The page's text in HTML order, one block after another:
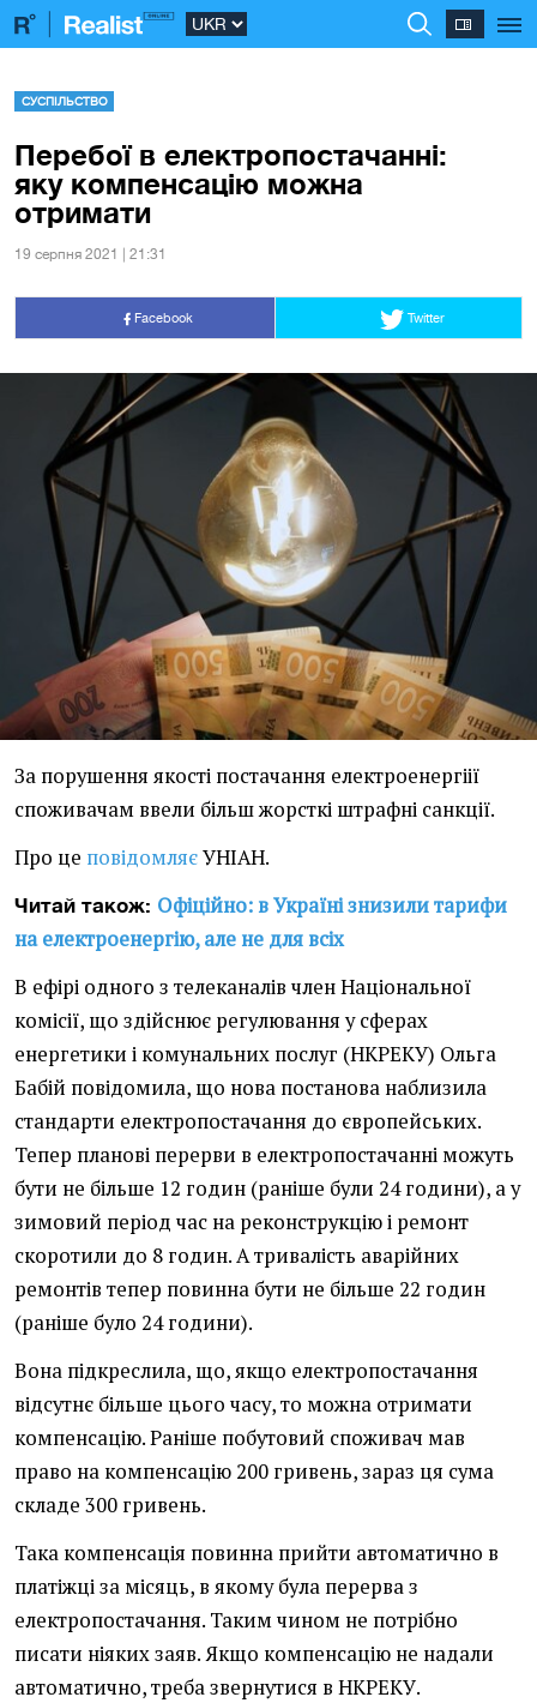
СУСПІЛЬСТВО
Перебої в електропостачанні:
яку компенсацію можна
отримати
19 серпня 2021 | 21:31
Facebook Twitter
За порушення якості постачання електроенергіії
споживачам ввели більш жорсткі штрафні санкції.
Про це повідомляєУНІАН.
Читай також: Офіційно: в Україні знизили тарифи
на електроенергію, але не для всіх
В ефірі одного з телеканалів член Національної
комісії, що здійснює регулювання у сферах
енергетики і комунальних послуг (НКРЕКУ) Ольга
Бабій повідомила, що нова постанова наблизила
стандарти електропостачання до європейських.
Тепер планові перерви в електропостачанні можуть
бути не більше 12 годин (раніше були 24 години), а у
зимовий період час на реконструкцію і ремонт
скоротили до 8 годин. А тривалість аварійних
ремонтів тепер повинна бути не більше 22 годин
(раніше було 24 години).
Вона підкреслила, що, якщо електропостачання
відсутнє більше цього часу, то можна отримати
компенсацію. Раніше побутовий споживач мав
право на компенсацію 200 гривень, зараз ця сума
складе 300 гривень.
Така компенсація повинна прийти автоматично в
платіжці за місяць, в якому була перерва з
електропостачання. Таким чином не потрібно
писати ніяких заяв. Якщо компенсацію не надали
автоматично, треба звернутися в НКРЕКУ.